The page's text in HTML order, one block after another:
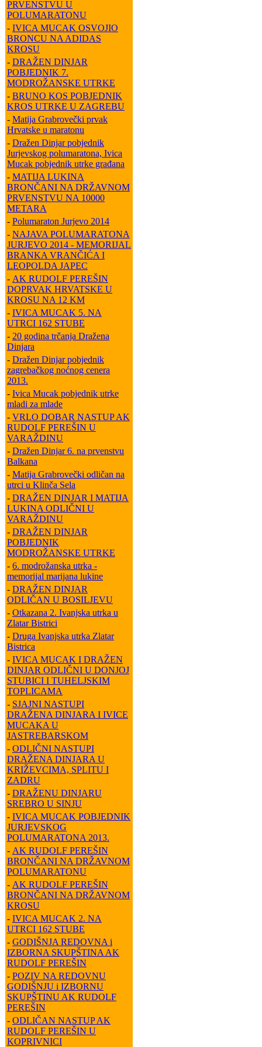
PRVENSTVU U
POLUMARATONU
- IVICA MUCAK OSVOJIO
BRONCU NA ADIDAS
KROSU
- DRAŽEN DINJAR
POBJEDNIK 7.
MODROŽANSKE UTRKE
- BRUNO KOS POBJEDNIK
KROS UTRKE U ZAGREBU
- Matija Grabrovečki prvak
Hrvatske u maratonu
- Dražen Dinjar pobjednik
Jurjevskog polumaratona, Ivica
Mucak pobjednik utrke građana
- MATIJA LUKINA
BRONČANI NA DRŽAVNOM
PRVENSTVU NA 10000
METARA
- Polumaraton Jurjevo 2014
- NAJAVA POLUMARATONA
JURJEVO 2014 - MEMORIJAL
BRANKA VRANČIĆA I
LEOPOLDA JAPEC
- AK RUDOLF PEREŠIN
DOPRVAK HRVATSKE U
KROSU NA 12 KM
- IVICA MUCAK 5. NA
UTRCI 162 STUBE
- 20 godina trčanja Dražena
Dinjara
- Dražen Dinjar pobjednik
zagrebačkog noćnog cenera
2013.
- Ivica Mucak pobjednik utrke
mladi za mlade
- VRLO DOBAR NASTUP AK
RUDOLF PEREŠIN U
VARAŽDINU
- Dražen Dinjar 6. na prvenstvu
Balkana
- Matija Grabrovečki odličan na
utrci u Klinča Sela
- DRAŽEN DINJAR I MATIJA
LUKINA ODLIČNI U
VARAŽDINU
- DRAŽEN DINJAR
POBJEDNIK
MODROŽANSKE UTRKE
- 6. modrožanska utrka -
memorijal marijana lukine
- DRAŽEN DINJAR
ODLIČAN U BOSILJEVU
- Otkazana 2. Ivanjska utrka u
Zlatar Bistrici
- Druga Ivanjska utrka Zlatar
Bistrica
- IVICA MUCAK I DRAŽEN
DINJAR ODLIČNI U DONJOJ
STUBICI I TUHELJSKIM
TOPLICAMA
- SJAJNI NASTUPI
DRAŽENA DINJARA I IVICE
MUCAKA U
JASTREBARSKOM
- ODLIČNI NASTUPI
DRAŽENA DINJARA U
KRIŽEVCIMA, SPLITU I
ZADRU
- DRAŽENU DINJARU
SREBRO U SINJU
- IVICA MUCAK POBJEDNIK
JURJEVSKOG
POLUMARATONA 2013.
- AK RUDOLF PEREŠIN
BRONČANI NA DRŽAVNOM
POLUMARATONU
- AK RUDOLF PEREŠIN
BRONČANI NA DRŽAVNOM
KROSU
- IVICA MUCAK 2. NA
UTRCI 162 STUBE
- GODIŠNJA REDOVNA i
IZBORNA SKUPŠTINA AK
RUDOLF PEREŠIN
- POZIV NA REDOVNU
GODIŠNJU i IZBORNU
SKUPŠTINU AK RUDOLF
PEREŠIN
- ODLIČAN NASTUP AK
RUDOLF PEREŠIN U
KOPRIVNICI